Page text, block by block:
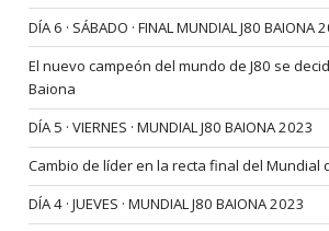
DÍA 6 · SÁBADO · FINAL MUNDIAL J80 BAIONA
El nuevo campeón del mundo de J80 se
Baiona
DÍA 5 · VIERNES · MUNDIAL J80 BAIONA 2023
Cambio de líder en la recta final del Mundial
DÍA 4 · JUEVES · MUNDIAL J80 BAIONA 2023